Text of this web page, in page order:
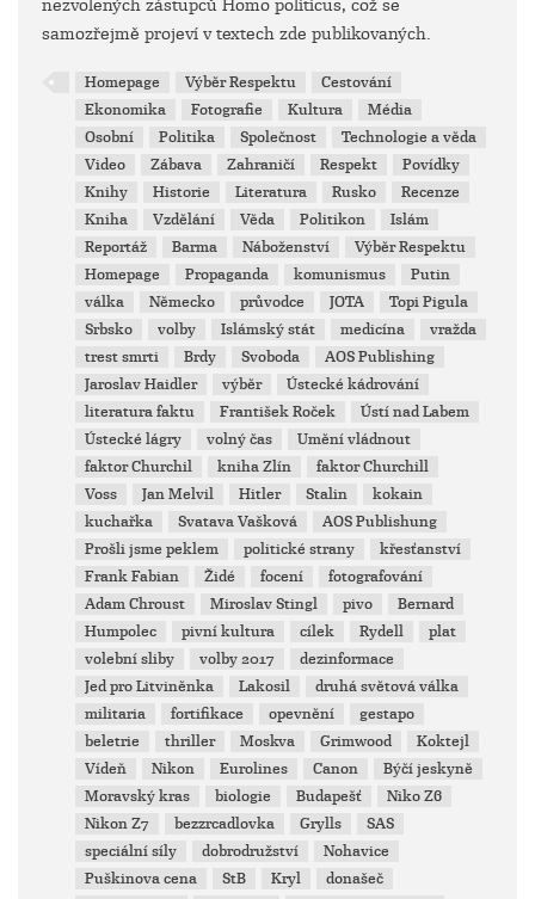
nezvolených zástupců Homo politicus, což se
samozřejmě projeví v textech zde publikovaných.
Homepage Výběr Respektu
Cestování
Ekonomika
Fotografie Kultura
Média
Osobní
Politika Společnost
Technologie a věda
Video
Zábava Zahraničí Respekt
Povídky
Knihy
Historie Literatura Rusko
Recenze
Kniha
Vzdělání Věda Politikon
Islám
Reportáž
Barma Náboženství
Výběr Respektu
Homepage
Propaganda komunismus
Putin
válka
Německo průvodce JOTA
Topi Pigula
Srbsko
volby Islámský stát medicína
vražda
trest smrti
Brdy Svoboda
AOS Publishing
Jaroslav Haidler
výběr
Ústecké kádrování
literatura faktu
František Roček
Ústí nad Labem
Ústecké lágry
volný čas
Umění vládnout
faktor Churchil
kniha Zlín
faktor Churchill
Voss
Jan Melvil Hitler Stalin
kokain
kuchařka
Svatava Vašková
AOS Publishung
Prošli jsme peklem
politické strany
křesťanství
Frank Fabian
Židé focení
fotografování
Adam Chroust
Miroslav Stingl pivo
Bernard
Humpolec
pivní kultura cílek Rydell
plat
volební sliby
volby 2017
dezinformace
Jed pro Litviněnka
Lakosil
druhá světová válka
militaria
fortifikace opevnění
gestapo
beletrie
thriller Moskva Grimwood
Koktejl
Vídeň
Nikon Eurolines Canon
Býčí jeskyně
Moravský kras
biologie Budapešť
Niko Z6
Nikon Z7
bezzrcadlovka Grylls
SAS
speciální síly
dobrodružství
Nohavice
Puškinova cena
StB Kryl
donašeč